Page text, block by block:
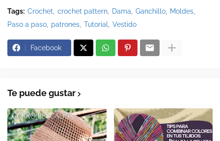
Tags: Crochet crochet pattern Dama Ganchillo
Moldes
Paso a paso
patrones Tutorial Vestido
Facebook
Te puede gustar